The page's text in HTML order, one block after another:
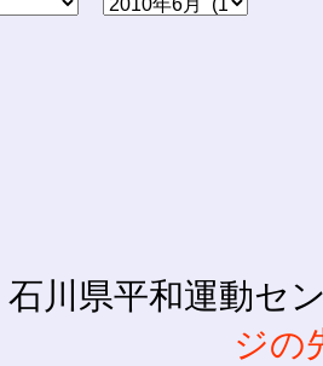
石川県平和運動セ
ジの